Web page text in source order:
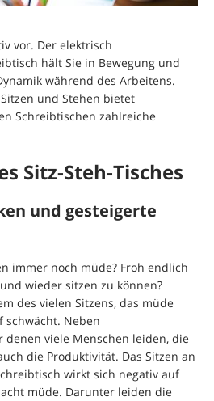
vor. Der elektrisch
hält Sie in Bewegung und
während des Arbeitens.
und Stehen bietet
Schreibtischen zahlreiche
Sitz-Steh-Tisches
und gesteigerte
immer noch müde? Froh endlich
wieder sitzen zu können?
des vielen Sitzens, das müde
schwächt. Neben
denen viele Menschen leiden, die
die Produktivität. Das Sitzen an
wirkt sich negativ auf
müde. Darunter leiden die